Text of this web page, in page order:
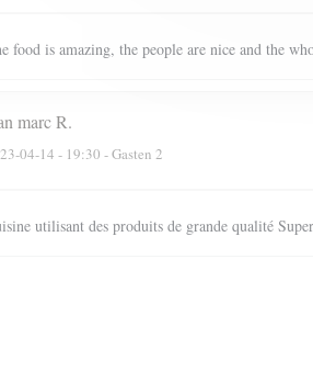
food is amazing, the people are nice and the
marcR
04-14 - 19:30 - Gasten 2
utilisant des produits de grande qualité